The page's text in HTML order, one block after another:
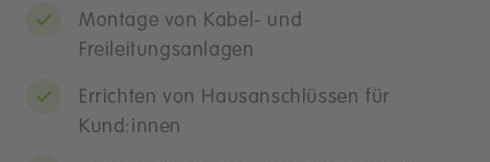
Montage von Kabel- und
Freileitungsanlagen
Errichten von Hausanschlüssen für
Kund:innen